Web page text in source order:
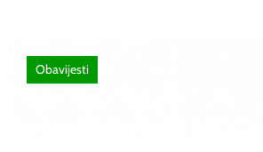
Obavijesti